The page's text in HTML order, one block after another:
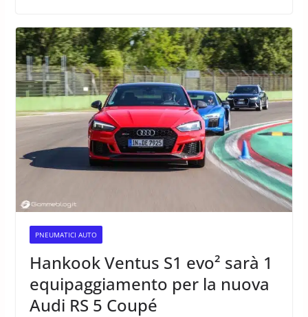
PNEUMATICI AUTO
Hankook Ventus S1 evo² sarà 1
equipaggiamento per la nuova
Audi RS 5 Coupé